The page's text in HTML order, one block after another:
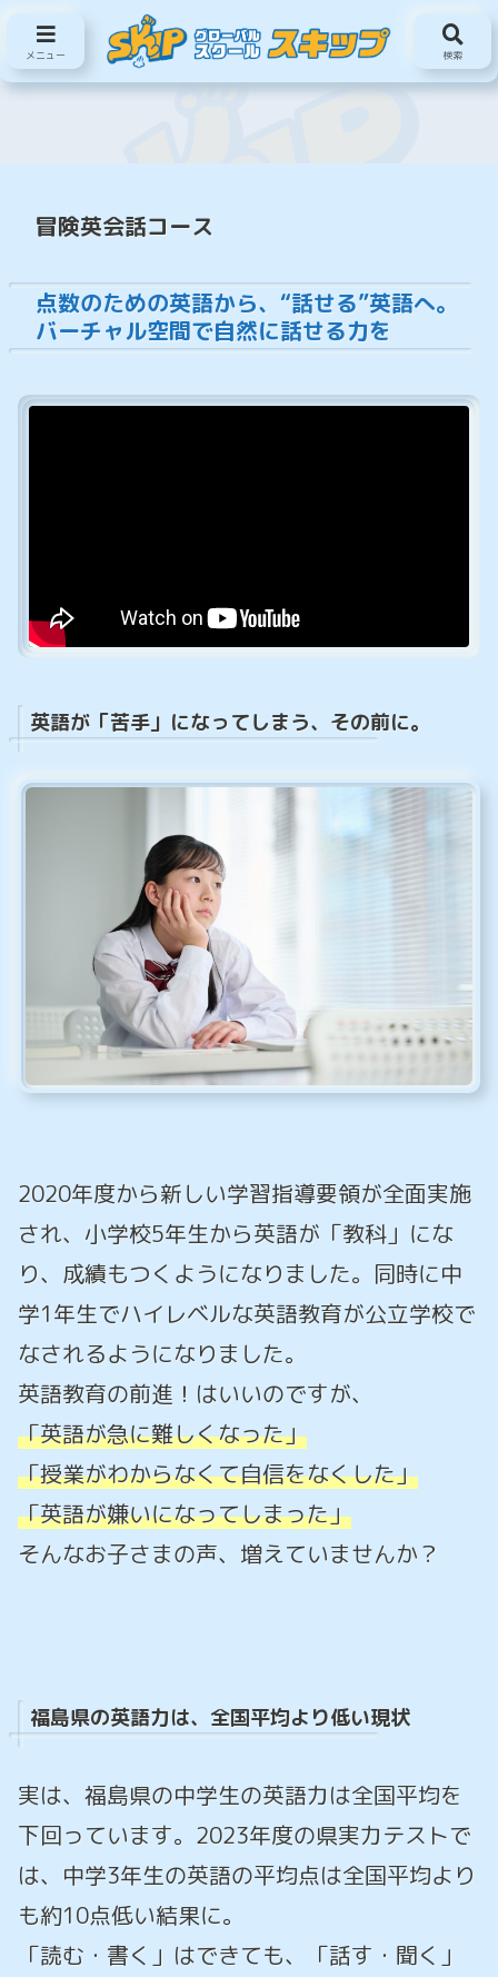
南相馬で韓国語が学べるスクール
冒険英会話コース
点数のための英語から、“話せる”英語へ。
バーチャル空間で自然に話せる力を
英語が「苦手」になってしまう、その前に。
2020年度から新しい学習指導要領が全面実施
され、小学校5年生から英語が「教科」にな
り、成績もつくようになりました。同時に中
学1年生でハイレベルな英語教育が公立学校で
なされるようになりました。
英語教育の前進！はいいのですが、
「英語が急に難しくなった」
「授業がわからなくて自信をなくした」
「英語が嫌いになってしまった」
そんなお子さまの声、増えていませんか？
福島県の英語力は、全国平均より低い現状
実は、福島県の中学生の英語力は全国平均を
下回っています。2023年度の県実力テストで
は、中学3年生の英語の平均点は全国平均より
も約10点低い結果に。
「読む・書く」はできても、「話す・聞く」
メニュー 検索